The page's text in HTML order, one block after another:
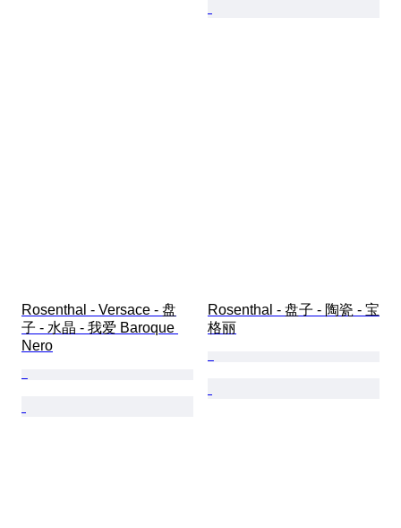
Rosenthal - Versace - 盘
子 - 水晶 - 我爱 Baroque
Nero
Rosenthal - 盘子 - 陶瓷 - 宝
格丽